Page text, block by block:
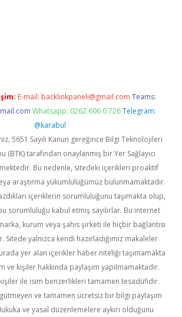
E-mail: backlinkpaneli@gmail.com Teams:
Whatsapp: 0262 606 0 726 Telegram:
@karabul
5651 Sayılı Kanun gereğince Bilgi Teknolojileri
(BTK) tarafından onaylanmış bir Yer Sağlayıcı
Bu nedenle, sitedeki içerikleri proaktif
araştırma yükümlülüğümüz bulunmamaktadır.
içeriklerin sorumluluğunu taşımakta olup,
sorumluluğu kabul etmiş sayılırlar. Bu internet
kurum veya şahıs şirketi ile hiçbir bağlantısı
Sitede yalnızca kendi hazırladığımız makaleler
yer alan içerikler haber niteliği taşımamakta
ve kişiler hakkında paylaşım yapılmamaktadır.
ile isim benzerlikleri tamamen tesadüfidir.
ve tamamen ücretsiz bir bilgi paylaşım
ve yasal düzenlemelere aykırı olduğunu